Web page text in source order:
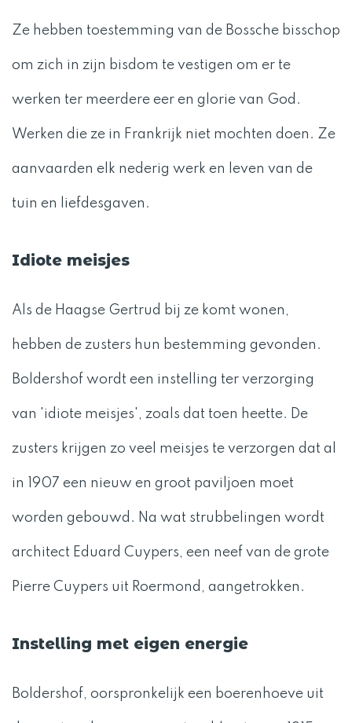
Ze hebben toestemming van de Bossche bisschop
om zich in zijn bisdom te vestigen om er te
werken ter meerdere eer en glorie van God.
Werken die ze in Frankrijk niet mochten doen. Ze
aanvaarden elk nederig werk en leven van de
tuin en liefdesgaven.
Idiote meisjes
Als de Haagse Gertrud bij ze komt wonen,
hebben de zusters hun bestemming gevonden.
Boldershof wordt een instelling ter verzorging
van 'idiote meisjes', zoals dat toen heette. De
zusters krijgen zo veel meisjes te verzorgen dat al
in 1907 een nieuw en groot paviljoen moet
worden gebouwd. Na wat strubbelingen wordt
architect Eduard Cuypers, een neef van de grote
Pierre Cuypers uit Roermond, aangetrokken.
Instelling met eigen energie
Boldershof, oorspronkelijk een boerenhoeve uit